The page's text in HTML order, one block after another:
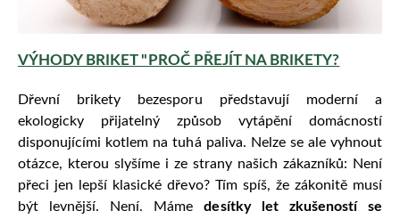
VÝHODY BRIKET "PROČ PŘEJÍT NA BRIKETY?
Dřevní brikety bezesporu představují moderní a
ekologicky přijatelný způsob vytápění domácností
disponujícími kotlem na tuhá paliva. Nelze se ale vyhnout
otázce, kterou slyšíme i ze strany našich zákazníků: Není
přeci jen lepší klasické dřevo? Tím spíš, že zákonitě musí
být levnější. Není. Mámedesítky let zkušeností se